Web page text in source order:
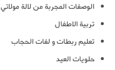
الوصفات المجربة من لالة مولاتي
تربية الاطفال
تعليم ربطات و لفات الحجاب
حلويات العيد